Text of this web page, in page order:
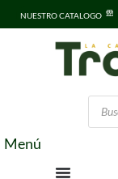
NUESTRO CATALOGO
Menú